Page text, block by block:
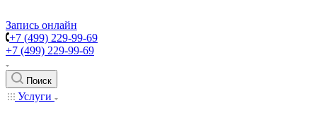
Запись онлайн
+7 (499) 229-99-69
+7 (499) 229-99-69
Поиск
Услуги